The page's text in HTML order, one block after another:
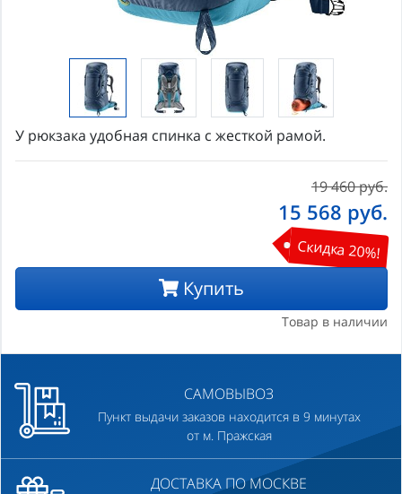
У рюкзака удобная спинка с жесткой рамой.
19 460 руб.
15 568 руб.
Скидка 20%!
Купить
Товар в наличии
САМОВЫВОЗ
Пункт выдачи заказов находится в 9 минутах
от м. Пражская
ДОСТАВКА ПО МОСКВЕ